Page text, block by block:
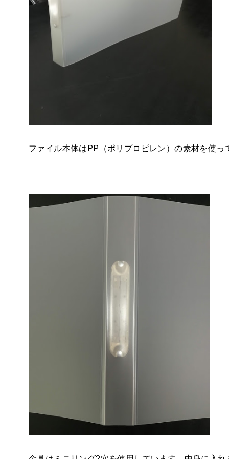
ファイル本体はPP（ポリプロピレン）の素材を使っ